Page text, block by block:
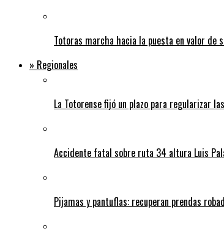
Totoras marcha hacia la puesta en valor de
» Regionales
La Totorense fijó un plazo para regularizar
Accidente fatal sobre ruta 34 altura Luis
Pijamas y pantuflas: recuperan prendas